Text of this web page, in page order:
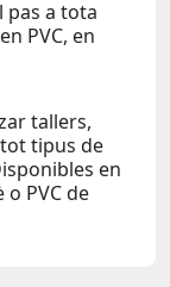
pas a tota
PVC, en
tallers,
tipus de
en
PVC de